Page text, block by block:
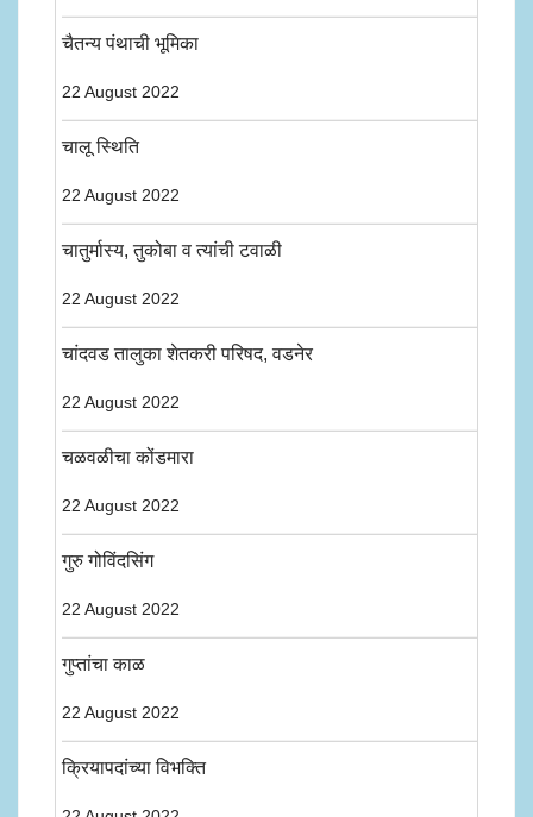
चैतन्य पंथाची भूमिका
22 August 2022
चालू स्थिति
22 August 2022
चातुर्मास्य, तुकोबा व त्यांची टवाळी
22 August 2022
चांदवड तालुका शेतकरी परिषद, वडनेर
22 August 2022
चळवळीचा कोंडमारा
22 August 2022
गुरु गोविंदसिंग
22 August 2022
गुप्तांचा काळ
22 August 2022
क्रियापदांच्या विभक्ति